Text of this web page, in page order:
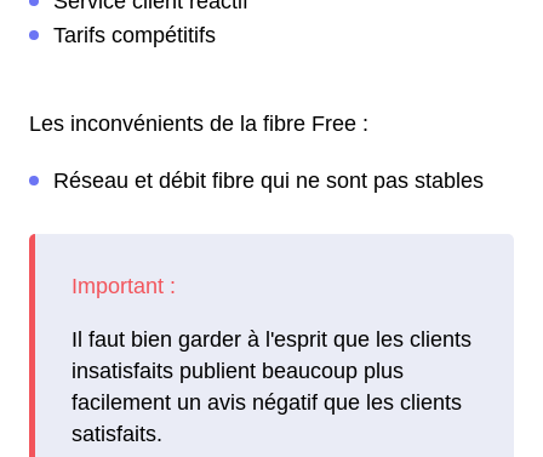
Tarifs compétitifs
Les inconvénients de la fibre Free :
Réseau et débit fibre qui ne sont pas stables
Il faut bien garder à l'esprit que les clients
insatisfaits publient beaucoup plus
facilement un avis négatif que les clients
satisfaits.